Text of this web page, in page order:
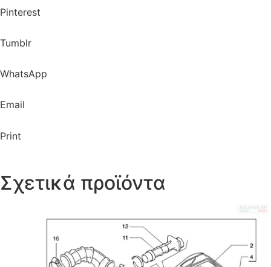
Pinterest
Tumblr
WhatsApp
Email
Print
Σχετικά προϊόντα